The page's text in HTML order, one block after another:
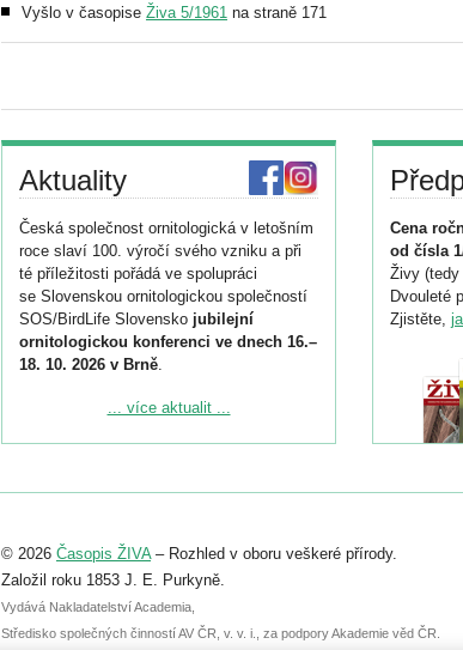
Vyšlo v časopise Živa 5/1961 na straně 171
Aktuality
Česká společnost ornitologická v letošním
roce slaví 100. výročí svého vzniku a při
té příležitosti pořádá ve spolupráci
se Slovenskou ornitologickou společností
SOS/BirdLife Slovensko jubilejní
ornitologickou konferenci ve dnech 16.–
18. 10. 2026 v Brně.
Podrobnější informace ke konferenci
Registrovat se můžete do 6. září.
abstraktu přihlášené přednášky nebo
posteru je už 30. června.
... více aktualit ...
Cena
od čísla
Živy
Dvouleté
Zjistěte,
© 2026 Časopis ŽIVA– Rozhled v oboru veškeré přírody.
Založil roku 1853 J. E. Purkyně.
Vydává Nakladatelství Academia,
Středisko společných činností AV ČR, v. v. i., za podpory Akademie věd ČR.